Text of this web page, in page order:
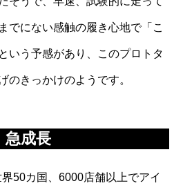
でにない感触の履き心地で「こ
いう予感があり、このプロトタ
のきっかけのようです。
急成長
50カ国、6000店舗以上でアイ